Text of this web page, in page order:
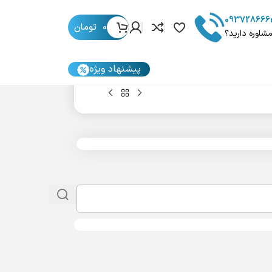
دارید؟
0 تومان
پیشنهاد ویژه